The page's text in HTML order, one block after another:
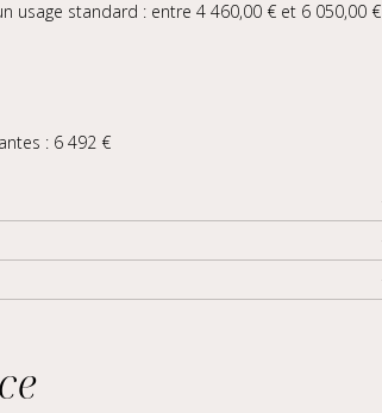
usage standard : entre 4 460,00 € et 6 050,00 €
: 6 492 €